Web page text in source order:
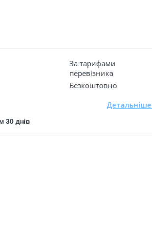
За тарифами
перевізника
Безкоштовно
30 днів
Детальніше